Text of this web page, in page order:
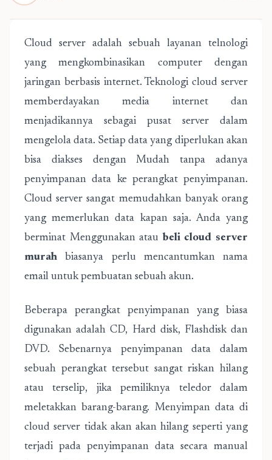
Cloud server adalah sebuah layanan telnologi
yang mengkombinasikan computer dengan
jaringan berbasis internet. Teknologi cloud server
memberdayakan media internet dan
menjadikannya sebagai pusat server dalam
mengelola data. Setiap data yang diperlukan akan
bisa diakses dengan Mudah tanpa adanya
penyimpanan data ke perangkat penyimpanan.
Cloud server sangat memudahkan banyak orang
yang memerlukan data kapan saja. Anda yang
berminat Menggunakan atau beli cloud server
murah biasanya perlu mencantumkan nama
email untuk pembuatan sebuah akun.
Beberapa perangkat penyimpanan yang biasa
digunakan adalah CD, Hard disk, Flashdisk dan
DVD. Sebenarnya penyimpanan data dalam
sebuah perangkat tersebut sangat riskan hilang
atau terselip, jika pemiliknya teledor dalam
meletakkan barang-barang. Menyimpan data di
cloud server tidak akan akan hilang seperti yang
terjadi pada penyimpanan data secara manual